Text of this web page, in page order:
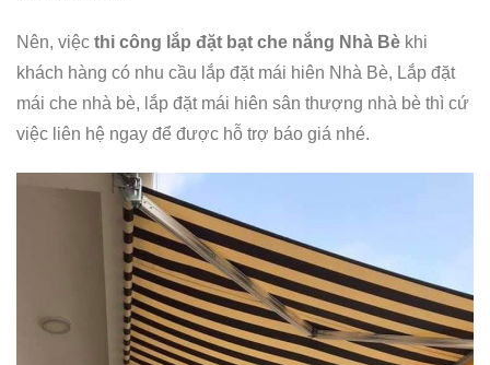
Nên, việc thi công lắp đặt bạt che nắng Nhà Bè khi
khách hàng có nhu cầu lắp đặt mái hiên Nhà Bè, Lắp đặt
mái che nhà bè, lắp đặt mái hiên sân thượng nhà bè thì cứ
việc liên hệ ngay để được hỗ trợ báo giá nhé.